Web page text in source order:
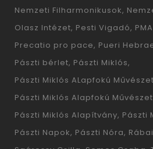
Nemzeti Filharmonikusok
Olasz Intézet Pesti Vigadó
Precatio pro pace Pueri
Pászti bérlet Pászti Miklós
Pászti Miklós ALapfokú
Pászti Miklós Alapfokú
Pászti Miklós Alapítvány Pászti
Pászti Napok Pászti Nóra